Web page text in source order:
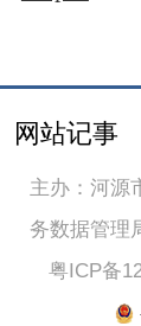
网站记事
主办：河源
务数据管理
粤ICP备